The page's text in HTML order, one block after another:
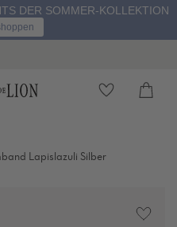
DER SOMMER-KOLLEKTION
Lapislazuli Silber